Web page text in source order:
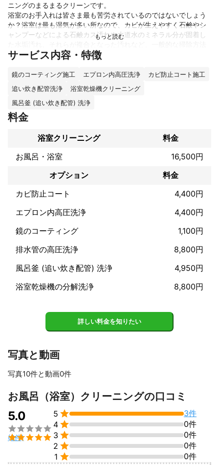
ニングのまるまるクリーンです。
浴室のお手入れは皆さま最も苦労されているのではないでしょう
か？浴室は最も湿気が多い所なので、カビが生えやすく石鹸やシ
ャンプーなどによる石鹸カス汚れや水道水のミネラル分が固着し
では太刀打ちできない厄介な汚れが一番たまりやすい所です。特
ガスが発生して非常に危険です。
我々専門業者へお任せください！これまで培ってきたスキルを活
かし、汚れに応じてピカピカにいたします！
【作業範囲】
・天井、壁、床
・照明カバー
・鏡　　水垢によるウロコ汚れがひどい場合は、通常の洗浄方法
ではキレイになり切らない為、オプションで機械を使用して行う
鏡研磨クリーニングがございますので、お客様とご相談の上状況
に応じて通常洗浄か、鏡研磨クリーニングを行うかを選択いたし
・換気扇カバー　内部はオプション料金となります。
・排水口
・蛇口廻り
・換気扇内部　　内部はオプションとなります。
・ブラインド　オプションとなります。
・追い炊き配管内　オプションとなります。
【浴室オプション】
・エプロン内部クリーニング：奥まで洗剤でしっかり汚れを浮か
・浴室天井換気扇分解クリーニング：分解してしっかり洗浄。
・コーキング劣化部分張り替え：古いコーキングを剥がして打ち
・追い炊き配管内除菌クリーニング：専用洗浄剤を使用して除菌
クリーニング。
・ブラインドクリーニング：羽の一枚一枚をしっかり洗浄。
・鏡研磨クリーニング：通常洗浄ではキレイにならない頑固な水
垢によるウロコ汚れを専用の機械と特殊なダイヤモンドパッドで
サービス内容・特徴
鏡のコーティング施工 エプロン内高圧洗浄
カビ防止コート施工
追い炊き配管洗浄
浴室乾燥機クリーニング
風呂釜 (追い炊き配管) 洗浄
料金
浴室クリーニング
料金
お風呂・浴室
16,500円
オプション
料金
カビ防止コート
4,400円
エプロン内高圧洗浄
4,400円
鏡のコーティング
1,100円
排水管の高圧洗浄
8,800円
風呂釜 (追い炊き配管) 洗浄
4,950円
浴室乾燥機の分解洗浄
8,800円
詳しい料金を知りたい
写真と動画
写真10件と動画0件
すべて見る
お風呂（浴室）クリーニングの口コミ
5.0


(3件)
5 
3件
4 
0件
3 
0件
2 
0件
1  0件